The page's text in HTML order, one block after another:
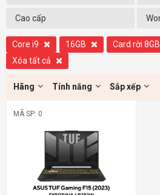
Cao cấp
Core i9 16GB Card rời 8GB
Xóa tất cả
Hãng Tính năng Sắp xếp
MÃ SP: 0